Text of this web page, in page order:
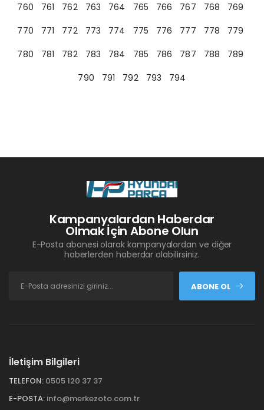
760
761 762 763 764 765 766 767 768
769
770
771 772 773 774 775 776 777 778
779
780
781 782 783 784 785 786 787 788
789
790
791 792 793 794
Kampanyalardan Haberdar
Olmak İçin Abone Olun
E-Posta abonesi olarak kampanyalardan ve diğer
haberlerden haberdar olabilirsiniz.
ABONE OL
İletişim Bilgileri
TELEFON: 0505 120 37 37
E-POSTA: info@merkezoto.com.tr